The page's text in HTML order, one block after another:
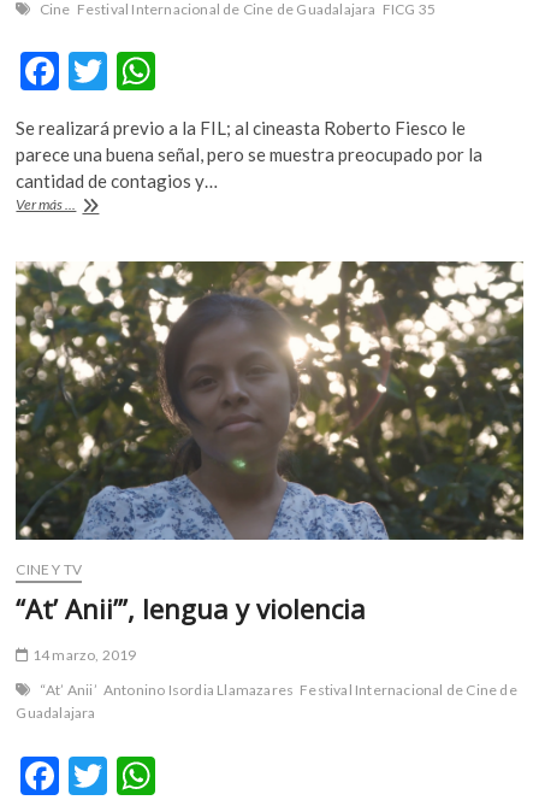
Cine Festival Internacional de Cine de Guadalajara FICG 35
F
ac
e
b
o
o
k
T
w
itt
er
at
s
p
p
Se realizará previo a la FIL; al cineasta Roberto Fiesco le
parece una buena señal, pero se muestra preocupado por la
cantidad de contagios y…
Ver más ... El
de
Cine
de
Guadalajara
se
mantiene
presencial
y
anuncia
nueva
fecha
CINE Y TV
“At’ Anii’”, lengua y violencia
14 marzo, 2019
“At’ Anii’ Antonino Isordia Llamazares Festival Internacional de Cine de
Guadalajara
F
T